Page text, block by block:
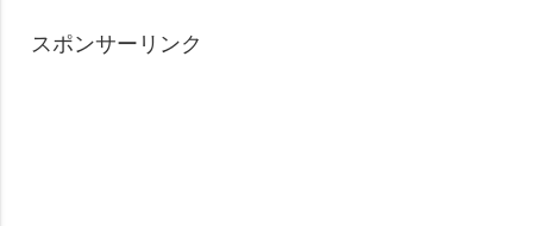
スポンサーリンク